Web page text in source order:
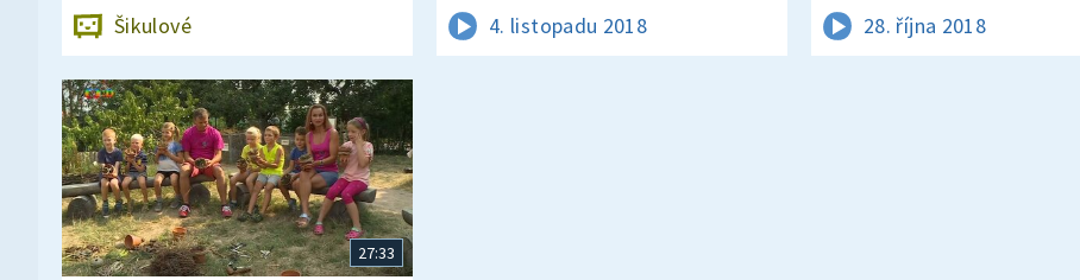
Šikulové 4. listopadu 2018 28. října 2018
27:33